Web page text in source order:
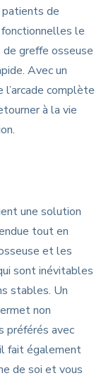
de
le
greffe osseuse
Avec un
l’arcade complète
à la vie
une solution
tout en
et les
sont inévitables
stables. Un
non
préférés avec
fait également
de soi et vous